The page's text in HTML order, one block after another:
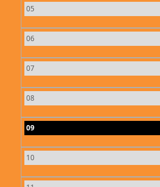
05
06
07
08
09
10